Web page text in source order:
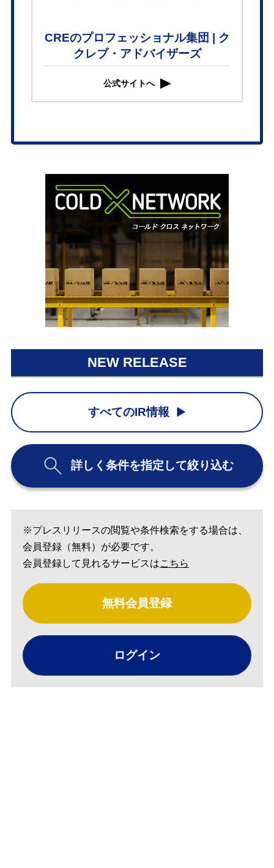
CREのプロフェッショナル集団 | ク
クレブ・アドバイザーズ
公式サイトへ
NEW RELEASE
すべてのIR情報
詳しく条件を指定して絞り込む
※プレスリリースの閲覧や条件検索をする場合は、
会員登録（無料）が必要です。
会員登録して見れるサービスはこちら
無料会員登録
ログイン